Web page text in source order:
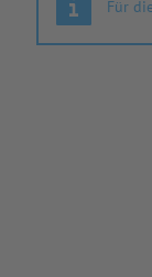
Für